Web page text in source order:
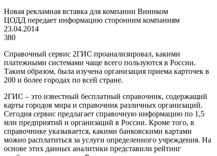
Новая рекламная вставка для компании Виннком
ЦОДД передает информацию сторонним компаниям
23.04.2014
380
Справочный сервис 2ГИС проанализировал, какими
платежными системами чаще всего пользуются в России.
Таким образом, была изучена организация приема карточек в
200 и более городах по всей стране.
2ГИС – это известный бесплатный справочник, содержащий
карты городов мира и справочник различных организаций.
Сегодня сервис предлагает справочную информацию по 1,5
млн предприятий и организаций в России. Кроме того, в
справочнике указывается, какими банковскими картами
можно расплатиться за услуги определенного учреждения. На
основе этих данных аналитики представили рейтинг